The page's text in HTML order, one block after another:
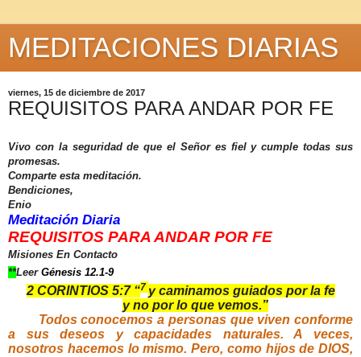
MEDITACIONES DIARIAS
viernes, 15 de diciembre de 2017
REQUISITOS PARA ANDAR POR FE
Vivo con la seguridad de que el Señor es fiel y cumple todas sus
promesas.
Comparte esta meditación.
Bendiciones,
Enio
Meditación Diaria
REQUISITOS PARA ANDAR POR FE
Misiones En Contacto
**Leer Génesis 12.1-9
2 CORINTIOS 5:7 “7y caminamos guiados por la fe
y no por lo que vemos.”
Todos conocemos a personas que viven conforme
a sus deseos y capacidades naturales. A veces,
nosotros hacemos lo mismo. Pero, como hijos de DIOS,